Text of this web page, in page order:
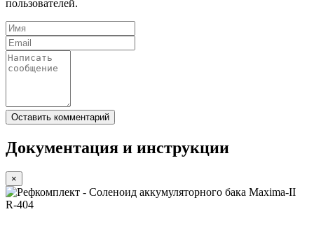
пользователей.
Документация и инструкции
×